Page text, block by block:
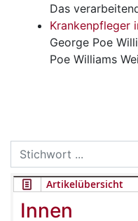
Das
Krankenpfleger
George Poe
Poe Williams
Search
for:
Artikelübersicht
Innen